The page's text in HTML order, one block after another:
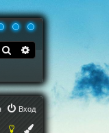
Поиск Расширенный
Вход